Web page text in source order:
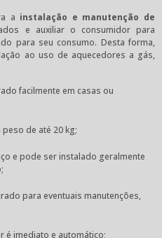
a instalação e manutenção de
e auxiliar o consumidor para
para seu consumo. Desta forma,
ao uso de aquecedores a gás,
facilmente em casas ou
de até 20 kg;
e pode ser instalado geralmente
para eventuais manutenções,
é imediato e automático;